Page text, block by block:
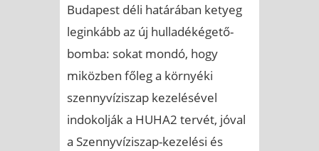
Budapest déli határában ketyeg
leginkább az új hulladékégető-
bomba: sokat mondó, hogy
miközben főleg a környéki
szennyvíziszap kezelésével
indokolják a HUHA2 tervét, jóval
a Szennyvíziszap-kezelési és